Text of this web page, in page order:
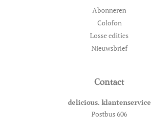
Abonneren
Colofon
Losse edities
Nieuwsbrief
Contact
delicious. klantenservice
Postbus 606